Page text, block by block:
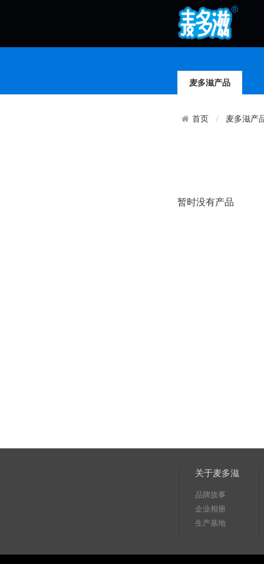
麦多滋产品
首页 麦多滋产
暂时没有产品
关于麦多滋
品牌故事
企业相册
生产基地